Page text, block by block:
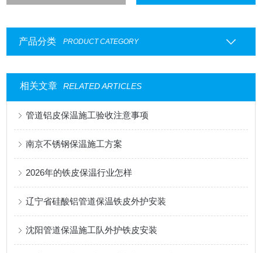
产品分类 PRODUCT CATEGORY
相关文章 RELATED ARTICLES
管道铝皮保温施工验收注意事项
南京不锈钢保温施工方案
2026年的铁皮保温行业怎样
辽宁省硅酸铝管道保温铁皮外护安装
沈阳管道保温施工队外护铁皮安装